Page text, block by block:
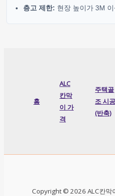
층고 제한: 현장 높이가 3M
홈
ALC
칸막
이 가
격
주택골
조 시공
(반축)
Copyright © 2026 ALC칸막